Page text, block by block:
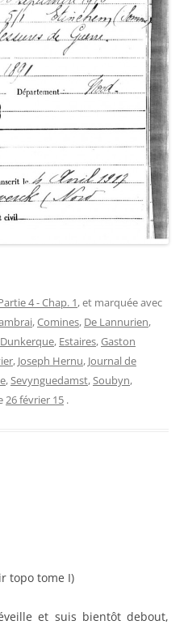
4 - Chap. 1, et marquée avec
,Comines, De Lannurien,
Dunkerque, Estaires,Gaston
, Joseph Hernu, Journal de
,Sevynguedamst,Soubyn,
26 février 15 .
topo tome I)
et suis bientôt debout,